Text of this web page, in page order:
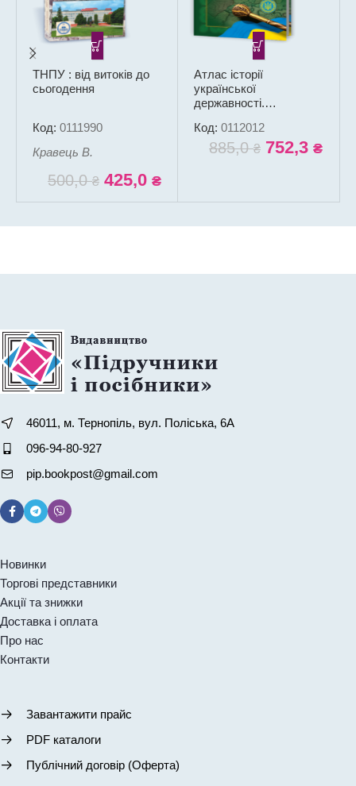
ТНПУ : від витоків до
сьогодення
Код: 0111990
Кравець В.
500,0₴ 425,0 ₴
Атлас історії
української
державності.
найдавніших часів до
сьогодення
Код: 0112012
885,0₴ 752,3 ₴
46011, м. Тернопіль, вул. Поліська, 6А
096-94-80-927
pip.bookpost@gmail.com
Новинки
Торгові представники
Акції та знижки
Доставка і оплата
Про нас
Контакти
Завантажити прайс
PDF каталоги
Публічний договір (Оферта)